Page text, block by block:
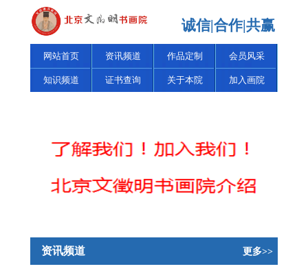
诚信|合作|共赢
网站首页 资讯频道 作品定制 会员风采
知识频道 证书查询 关于本院 加入画院
资讯频道 更多>>